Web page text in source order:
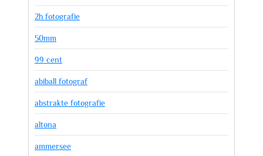
2h fotografie
50mm
99 cent
abiball fotograf
abstrakte fotografie
altona
ammersee